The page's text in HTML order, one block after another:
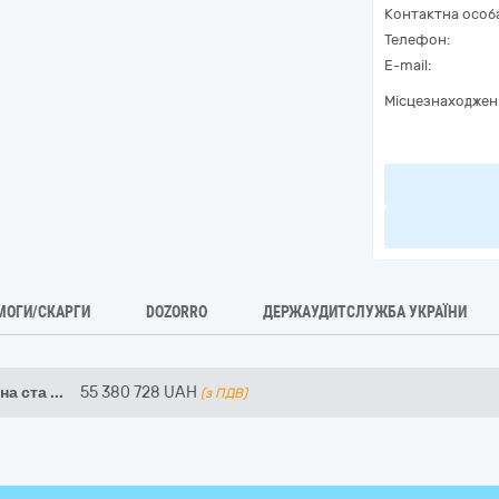
Контактна
Телефон:
E-mail:
СКАРГИ DOZORRO ДЕРЖАУДИТСЛУЖБА УКРАЇНИ
ста ... 55 380 728 UAH (з ПДВ)